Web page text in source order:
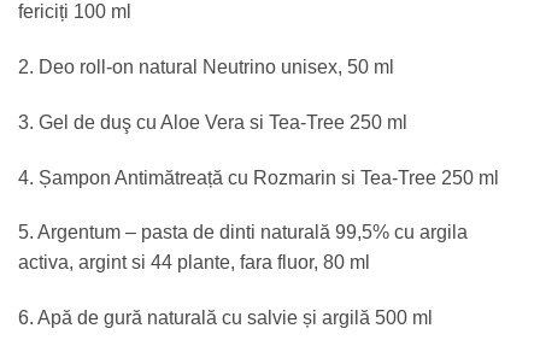
fericiți 100 ml
2. Deo roll-on natural Neutrino unisex, 50 ml
3. Gel de duş cu Aloe Vera si Tea-Tree 250 ml
4. Șampon Antimătreață cu Rozmarin si Tea-Tree 250 ml
5. Argentum – pasta de dinti naturală 99,5% cu argila
activa, argint si 44 plante, fara fluor, 80 ml
6. Apă de gură naturală cu salvie și argilă 500 ml